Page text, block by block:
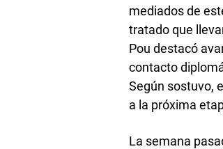
mediados de
tratado que
Pou destacó
contacto
Según sostuvo,
a la próxima
La semana